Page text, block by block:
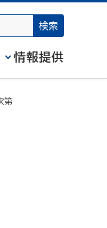
情報提供
第